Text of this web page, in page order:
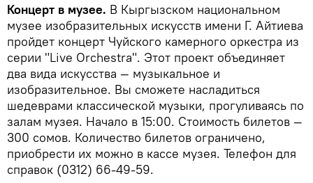
Концерт в музее. В Кыргызском национальном
музее изобразительных искусств имени Г. Айтиева
пройдет концерт Чуйского камерного оркестра из
серии "Live Orchestra". Этот проект объединяет
два вида искусства — музыкальное и
изобразительное. Вы сможете насладиться
шедеврами классической музыки, прогуливаясь по
залам музея. Начало в 15:00. Стоимость билетов —
300 сомов. Количество билетов ограничено,
приобрести их можно в кассе музея. Телефон для
справок (0312) 66-49-59.